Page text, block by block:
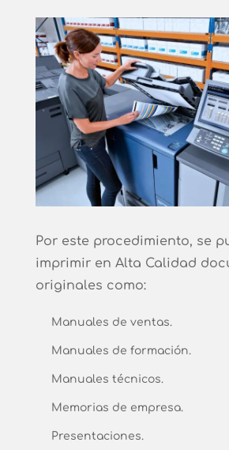
Por este procedimiento, se
imprimir en Alta Calidad
originales como:
Manuales de ventas.
Manuales de formación.
Manuales técnicos.
Memorias de empresa.
Presentaciones.